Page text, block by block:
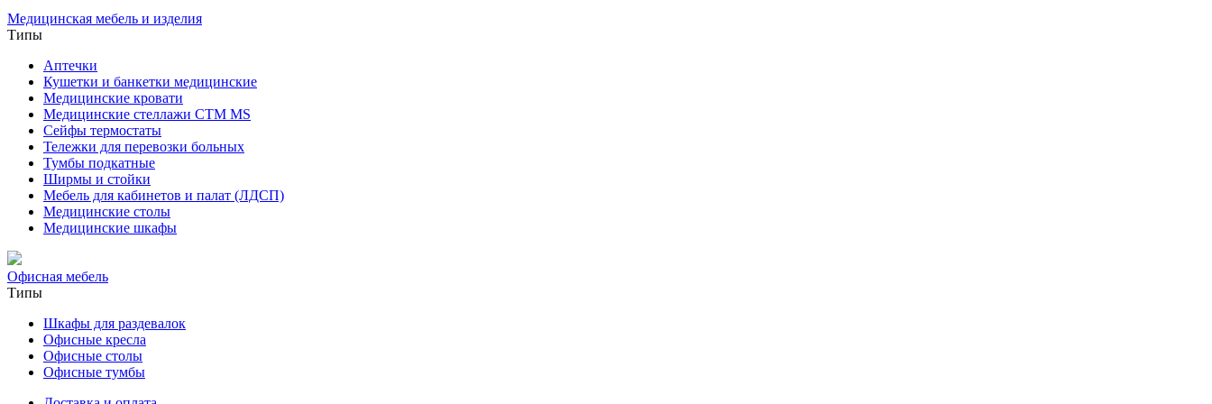
Медицинская мебель и изделия
Типы
Аптечки
Кушетки и банкетки медицинские
Медицинские кровати
Медицинские стеллажи CTM MS
Сейфы термостаты
Тележки для перевозки больных
Тумбы подкатные
Ширмы и стойки
Мебель для кабинетов и палат (ЛДСП)
Медицинские столы
Медицинские шкафы
Офисная мебель
Типы
Шкафы для раздевалок
Офисные кресла
Офисные столы
Офисные тумбы